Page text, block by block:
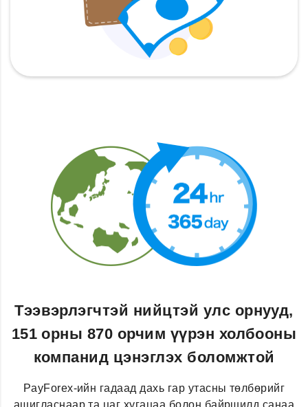
Тээвэрлэгчтэй нийцтэй улс орнууд,
151 орны 870 орчим үүрэн холбооны
компанид цэнэглэх боломжтой
PayForex-ийн гадаад дахь гар утасны төлбөрийг
ашигласнаар та цаг хугацаа болон байршилд санаа